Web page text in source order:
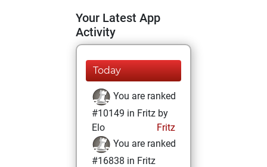
Your Latest App
Activity
Today
You are ranked
#10149 in Fritz by
Elo
Fritz
You are ranked
#16838 in Fritz